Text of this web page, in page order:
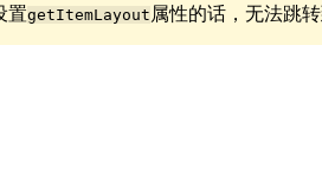
置getItemLayout 属性的话，无法跳